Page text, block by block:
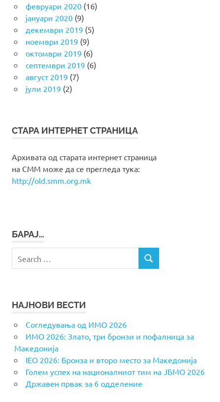
февруари 2020(16)
јануари 2020(9)
декември 2019 (5)
ноември 2019 (9)
октомври 2019 (6)
септември 2019 (6)
август 2019 (7)
јули 2019 (2)
СТАРА ИНТЕРНЕТ СТРАНИЦА
Архивата од старата интернет страница
на СММ може да се прегледа тука:
http://old.smm.org.mk
БАРАЈ…
for:
SEARCH
НАЈНОВИ ВЕСТИ
Согледувања од ИМО 2026
ИМО 2026: Злато, три бронзи и пофалница за
Македонија
IEO 2026: Бронза и второ место за Македонија
Голем успех на националниот тим на ЈБМО 2026
Државен првак за 6 одделение